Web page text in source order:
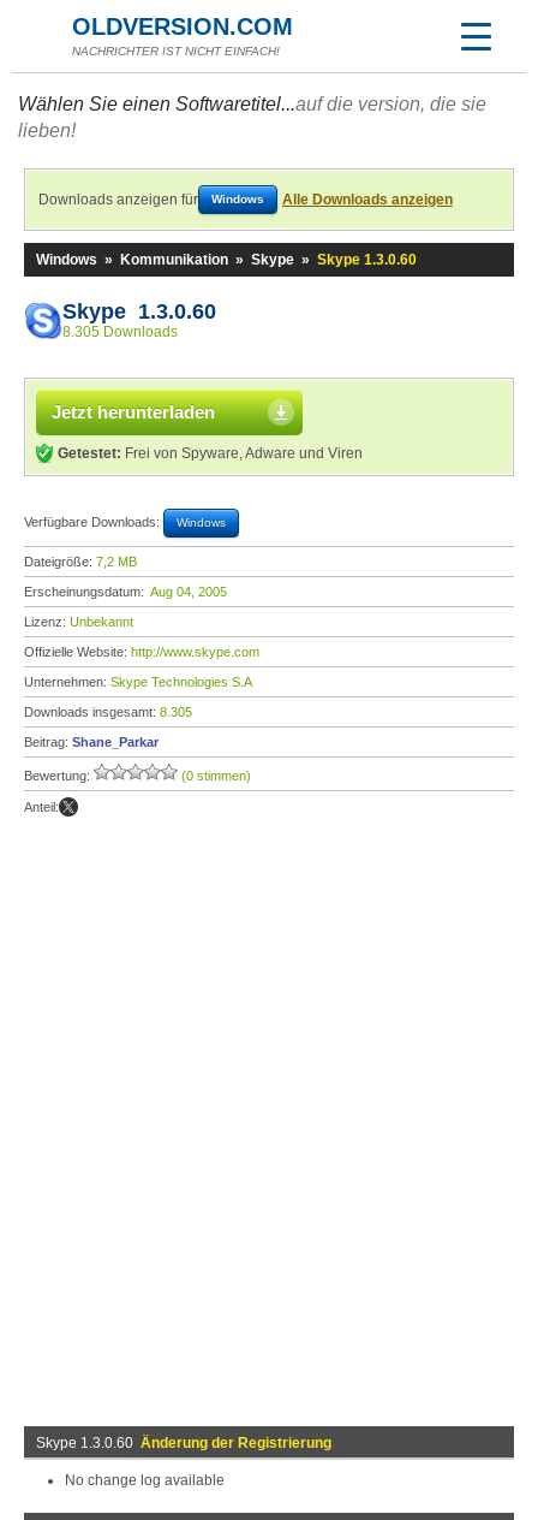
OLDVERSION.COM
NACHRICHTER IST NICHT EINFACH!
Wählen Sie einen Softwaretitel...auf die version, die sie
lieben!
Downloads anzeigen für Windows Alle Downloads anzeigen
Windows » Kommunikation » Skype » Skype 1.3.0.60
Skype 1.3.0.60
8.305 Downloads
Jetzt herunterladen
Getestet: Frei von Spyware, Adware und Viren
Verfügbare Downloads: Windows
Dateigröße: 7,2 MB
Erscheinungsdatum: Aug 04, 2005
Lizenz: Unbekannt
Offizielle Website: http://www.skype.com
Unternehmen: Skype Technologies S.A
Downloads insgesamt: 8.305
Beitrag: Shane_Parkar
Bewertung: (0 stimmen)
Anteil:
Skype 1.3.0.60 Änderung der Registrierung
No change log available